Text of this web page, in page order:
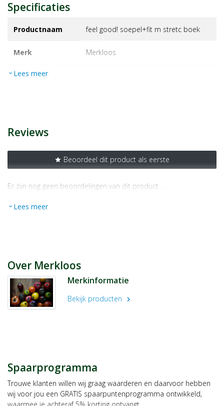
Specificaties
Productnaam feel good! soepel+fit m stretc boek
Merk merkloos
EAN
expand_more Lees meer
Reviews
star Beoordeel dit product als eerste
Er zijn nog geen beoordelingen van dit product …
expand_more Lees meer
Over Merkloos
Merkinformatie
Bekijk producten chevron_right
Spaarprogramma
Trouwe klanten willen wij graag waarderen en daarvoor hebben
wij voor jou een GRATIS spaarpuntenprogramma ontwikkeld,